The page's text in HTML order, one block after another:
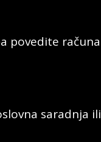
povedite računa
saradnja ili